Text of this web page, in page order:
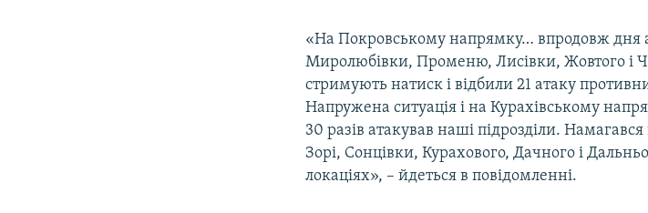
«На Покровському напрямку… впродовж дня
Миролюбівки, Променю, Лисівки, Жовтого і
стримують натиск і відбили 21 атаку
Напружена ситуація і на Курахівському
30 разів атакував наші підрозділи.
Зорі, Сонцівки, Курахового, Дачного і
локаціях», – йдеться в повідомленні.